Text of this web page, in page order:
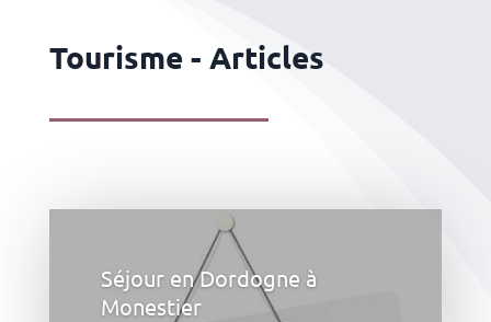
Tourisme - Articles
Séjour en Dordogne à
Monestier